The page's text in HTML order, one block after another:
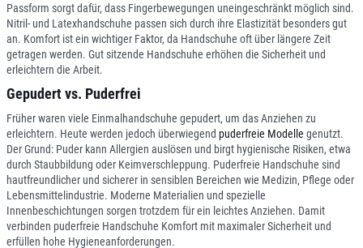
Passform sorgt dafür, dass Fingerbewegungen uneingeschränkt möglich sind.
Nitril- und Latexhandschuhe passen sich durch ihre Elastizität besonders gut
an. Komfort ist ein wichtiger Faktor, da Handschuhe oft über längere Zeit
getragen werden. Gut sitzende Handschuhe erhöhen die Sicherheit und
erleichtern die Arbeit.
Gepudert vs. Puderfrei
Früher waren viele Einmalhandschuhe gepudert, um das Anziehen zu
erleichtern. Heute werden jedoch überwiegend puderfreie Modelle genutzt.
Der Grund: Puder kann Allergien auslösen und birgt hygienische Risiken, etwa
durch Staubbildung oder Keimverschleppung. Puderfreie Handschuhe sind
hautfreundlicher und sicherer in sensiblen Bereichen wie Medizin, Pflege oder
Lebensmittelindustrie. Moderne Materialien und spezielle
Innenbeschichtungen sorgen trotzdem für ein leichtes Anziehen. Damit
verbinden puderfreie Handschuhe Komfort mit maximaler Sicherheit und
erfüllen hohe Hygieneanforderungen.